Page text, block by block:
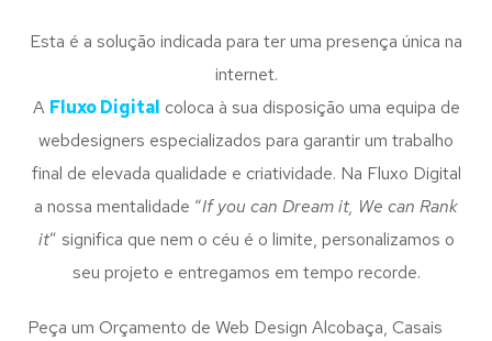
Esta é a solução indicada para ter uma presença única na
internet.
A Fluxo Digital coloca à sua disposição uma equipa de
webdesigners especializados para garantir um trabalho
final de elevada qualidade e criatividade. Na Fluxo Digital
a nossa mentalidade “If you can Dream it, We can Rank
it” significa que nem o céu é o limite, personalizamos o
seu projeto e entregamos em tempo recorde.
Peça um Orçamento de Web Design Alcobaça, Casais